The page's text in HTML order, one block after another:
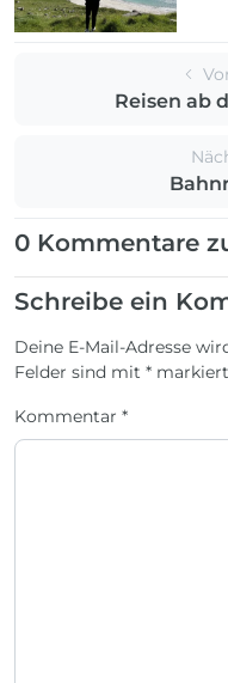
Reisen ab
0 Kommentare
Schreibe ein
Deine E-Mail-Adresse
Felder sind mit * markiert
Kommentar *